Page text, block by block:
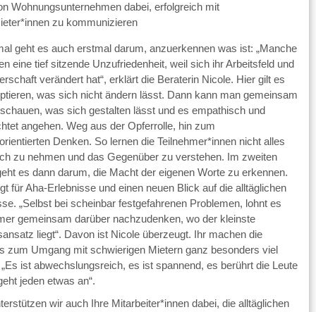
Wohnungsunternehmen dabei, erfolgreich mit
zu kommunizieren
geht es auch erstmal darum, anzuerkennen was ist: „Manche
eine tief sitzende Unzufriedenheit, weil sich ihr Arbeitsfeld und
verändert hat“, erklärt die Beraterin Nicole. Hier gilt es
was sich nicht ändern lässt. Dann kann man gemeinsam
was sich gestalten lässt und es empathisch und
angehen. Weg aus der Opferrolle, hin zum
Denken. So lernen die Teilnehmer*innen nicht alles
zu nehmen und das Gegenüber zu verstehen. Im zweiten
es dann darum, die Macht der eigenen Worte zu erkennen.
für Aha-Erlebnisse und einen neuen Blick auf die alltäglichen
„Selbst bei scheinbar festgefahrenen Problemen, lohnt es
gemeinsam darüber nachzudenken, wo der kleinste
liegt“. Davon ist Nicole überzeugt. Ihr machen die
zum Umgang mit schwierigen Mietern ganz besonders viel
ist abwechslungsreich, es ist spannend, es berührt die Leute
jeden etwas an“.
wir auch Ihre Mitarbeiter*innen dabei, die alltäglichen